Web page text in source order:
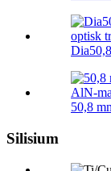
50,8
Silisium